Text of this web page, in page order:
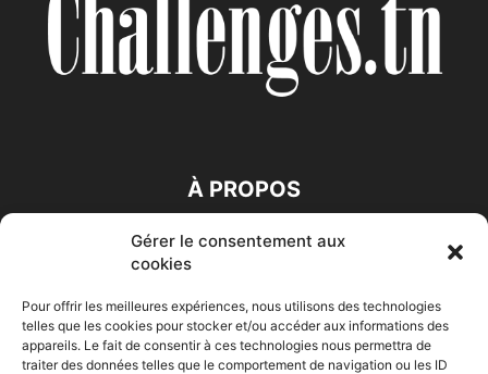
Gérer le consentement aux
cookies
Pour offrir les meilleures expériences, nous utilisons des technologies
telles que les cookies pour stocker et/ou accéder aux informations des
appareils. Le fait de consentir à ces technologies nous permettra de
traiter des données telles que le comportement de navigation ou les ID
À PROPOS
SUIVEZ NOUS